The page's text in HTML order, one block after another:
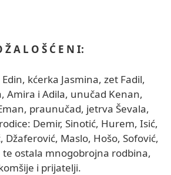
Ž A L O Š Ć E N I:
kćerka Jasmina, zet Fadil,
Amira i Adila, unučad Kenan,
praunučad, jetrva Ševala,
Demir, Sinotić, Hurem, Isić,
Džaferović, Maslo, Hošo, Sofović,
te ostala mnogobrojna rodbina,
i prijatelji.